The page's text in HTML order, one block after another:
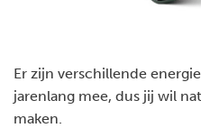
Er zijn verschillende
jarenlang mee, dus jij wil
maken.